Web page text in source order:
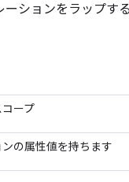
ーションをラップす
ープ
の属性値を持ちます